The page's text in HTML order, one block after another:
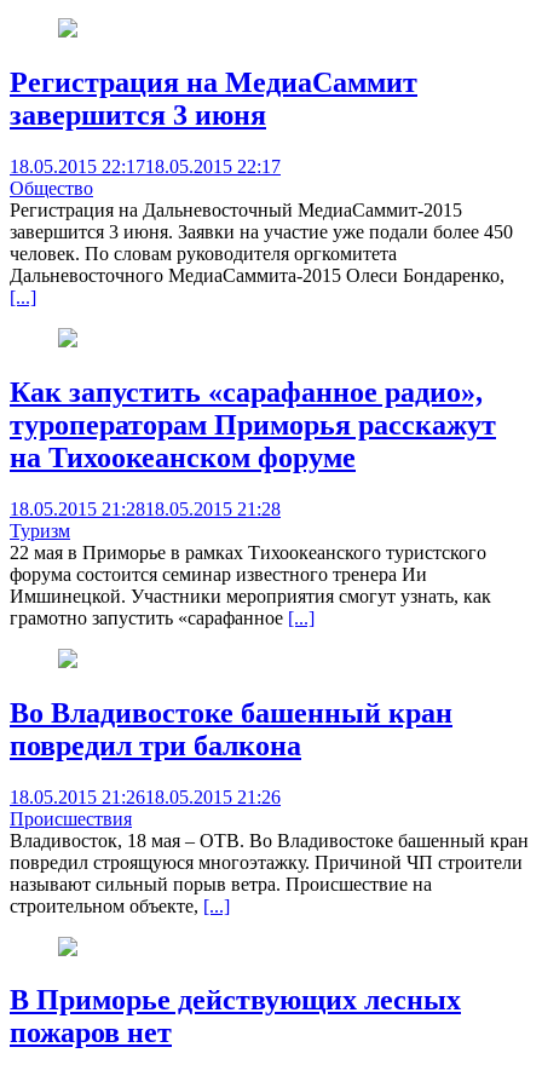
Регистрация на МедиаСаммит
завершится 3 июня
18.05.2015 22:1718.05.2015 22:17
Общество
Регистрация на Дальневосточный МедиаСаммит-2015
завершится 3 июня. Заявки на участие уже подали более 450
человек. По словам руководителя оргкомитета
Дальневосточного МедиаСаммита-2015 Олеси Бондаренко,
[...]
Как запустить «сарафанное радио»,
туроператорам Приморья расскажут
на Тихоокеанском форуме
18.05.2015 21:2818.05.2015 21:28
Туризм
22 мая в Приморье в рамках Тихоокеанского туристского
форума состоится семинар известного тренера Ии
Имшинецкой. Участники мероприятия смогут узнать, как
грамотно запустить «сарафанное [...]
Во Владивостоке башенный кран
повредил три балкона
18.05.2015 21:2618.05.2015 21:26
Происшествия
Владивосток, 18 мая – ОТВ. Во Владивостоке башенный кран
повредил строящуюся многоэтажку. Причиной ЧП строители
называют сильный порыв ветра. Происшествие на
строительном объекте, [...]
В Приморье действующих лесных
пожаров нет